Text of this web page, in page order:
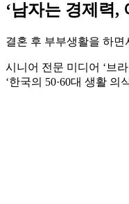
‘남자는 경제력,
결혼 후 부부생활을 하
시니어 전문 미디어 ‘브
‘한국의 50·60대 생활